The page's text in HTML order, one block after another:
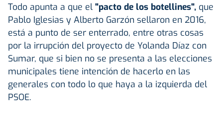
Todo apunta a que el "pacto de los botellines", que
Pablo Iglesias y Alberto Garzón sellaron en 2016,
está a punto de ser enterrado, entre otras cosas
por la irrupción del proyecto de Yolanda Díaz con
Sumar, que si bien no se presenta a las elecciones
municipales tiene intención de hacerlo en las
generales con todo lo que haya a la izquierda del
PSOE.